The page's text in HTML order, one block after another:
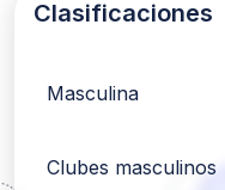
Clasificaciones
Masculina
Clubes masculinos